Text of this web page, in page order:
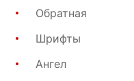
Обратная
Шрифты
Ангел